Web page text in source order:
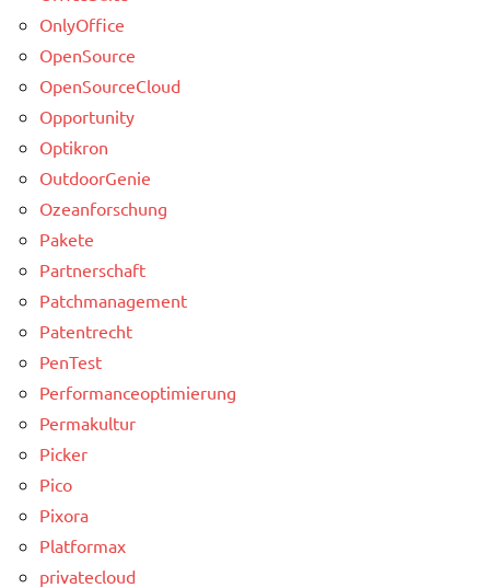
OnlyOffice
OpenSource
OpenSourceCloud
Opportunity
Optikron
OutdoorGenie
Ozeanforschung
Pakete
Partnerschaft
Patchmanagement
Patentrecht
PenTest
Performanceoptimierung
Permakultur
Picker
Pico
Pixora
Platformax
privatecloud